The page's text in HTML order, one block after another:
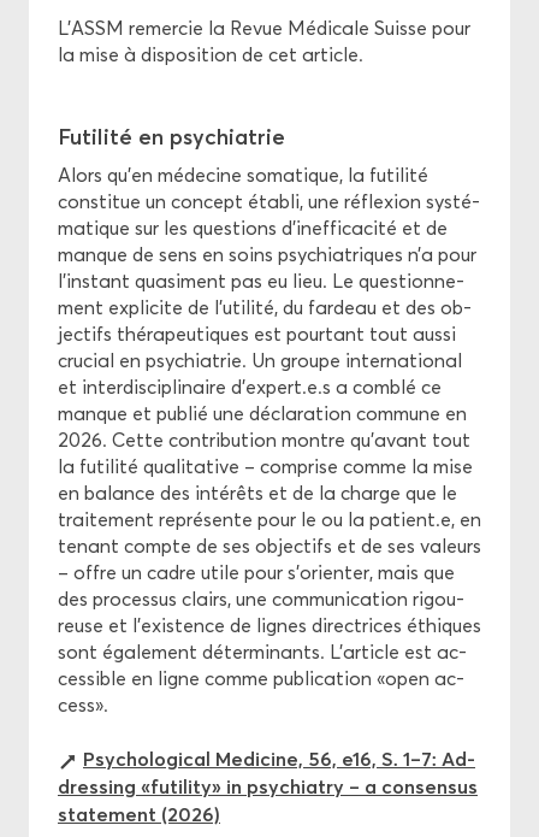
L'ASSM re­mer­cie la Revue Mé­di­cale Suisse pour
la mise à dis­po­si­tion de cet ar­ticle.
Fu­ti­li­té en psy­chia­trie
Alors qu’en mé­de­cine so­ma­tique, la fu­ti­li­té
consti­tue un concept éta­bli, une ré­flexion sys­té­
ma­tique sur les ques­tions d’in­ef­fi­ca­ci­té et de
manque de sens en soins psy­chia­triques n’a pour
l’ins­tant qua­si­ment pas eu lieu. Le ques­tion­ne­
ment ex­pli­cite de l’uti­li­té, du far­deau et des ob­
jec­tifs thé­ra­peu­tiques est pour­tant tout aussi
cru­cial en psy­chia­trie. Un groupe in­ter­na­tio­nal
et in­ter­dis­ci­pli­naire d’ex­pert.e.s a com­blé ce
manque et pu­blié une dé­cla­ra­tion com­mune en
2026. Cette contri­bu­tion montre qu’avant tout
la fu­ti­li­té qua­li­ta­tive – com­prise comme la mise
en ba­lance des in­té­rêts et de la charge que le
trai­te­ment re­pré­sente pour le ou la pa­tient.e, en
te­nant compte de ses ob­jec­tifs et de ses va­leurs
– offre un cadre utile pour s’orien­ter, mais que
des pro­ces­sus clairs, une com­mu­ni­ca­tion ri­gou­
reuse et l’exis­tence de lignes di­rec­trices éthiques
sont éga­le­ment dé­ter­mi­nants. L’ar­ticle est ac­
ces­sible en ligne comme pu­bli­ca­tion «open ac­
cess».
Psy­cho­lo­gi­cal Me­di­cine, 56, e16, S. 1–7: Ad­
dres­sing «fu­ti­li­ty» in psy­chia­try – a consen­sus
sta­te­ment (2026)